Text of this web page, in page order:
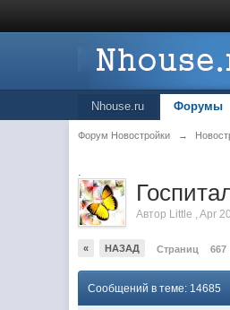
Nhouse.ru Форумы
Форум Новостройки →
.
Автор Little ,Apr
« НАЗАД Страниц 667
Сообщений в теме: 14685